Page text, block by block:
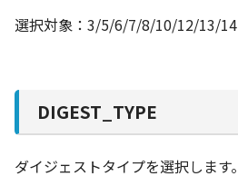
選択対象：3/5/6/7/8/10/12/13/14
DIGEST_TYPE
ダイジェストタイプを選択します。